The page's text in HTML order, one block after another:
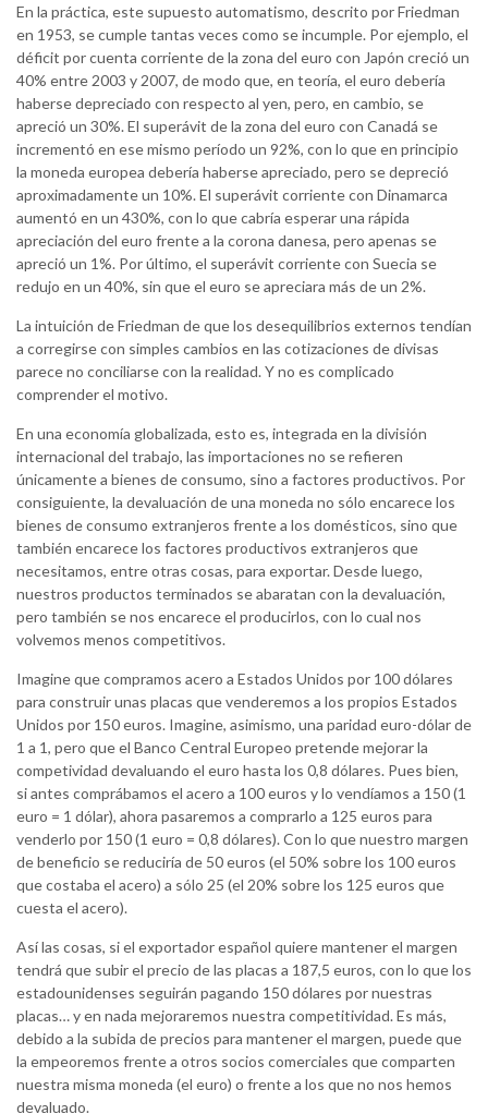
En la práctica, este supuesto automatismo, descrito por Friedman
en 1953, se cumple tantas veces como se incumple. Por ejemplo, el
déficit por cuenta corriente de la zona del euro con Japón creció un
40% entre 2003 y 2007, de modo que, en teoría, el euro debería
haberse depreciado con respecto al yen, pero, en cambio, se
apreció un 30%. El superávit de la zona del euro con Canadá se
incrementó en ese mismo período un 92%, con lo que en principio
la moneda europea debería haberse apreciado, pero se depreció
aproximadamente un 10%. El superávit corriente con Dinamarca
aumentó en un 430%, con lo que cabría esperar una rápida
apreciación del euro frente a la corona danesa, pero apenas se
apreció un 1%. Por último, el superávit corriente con Suecia se
redujo en un 40%, sin que el euro se apreciara más de un 2%.
La intuición de Friedman de que los desequilibrios externos tendían
a corregirse con simples cambios en las cotizaciones de divisas
parece no conciliarse con la realidad. Y no es complicado
comprender el motivo.
En una economía globalizada, esto es, integrada en la división
internacional del trabajo, las importaciones no se refieren
únicamente a bienes de consumo, sino a factores productivos. Por
consiguiente, la devaluación de una moneda no sólo encarece los
bienes de consumo extranjeros frente a los domésticos, sino que
también encarece los factores productivos extranjeros que
necesitamos, entre otras cosas, para exportar. Desde luego,
nuestros productos terminados se abaratan con la devaluación,
pero también se nos encarece el producirlos, con lo cual nos
volvemos menos competitivos.
Imagine que compramos acero a Estados Unidos por 100 dólares
para construir unas placas que venderemos a los propios Estados
Unidos por 150 euros. Imagine, asimismo, una paridad euro-dólar de
1 a 1, pero que el Banco Central Europeo pretende mejorar la
competividad devaluando el euro hasta los 0,8 dólares. Pues bien,
si antes comprábamos el acero a 100 euros y lo vendíamos a 150 (1
euro = 1 dólar), ahora pasaremos a comprarlo a 125 euros para
venderlo por 150 (1 euro = 0,8 dólares). Con lo que nuestro margen
de beneficio se reduciría de 50 euros (el 50% sobre los 100 euros
que costaba el acero) a sólo 25 (el 20% sobre los 125 euros que
cuesta el acero).
Así las cosas, si el exportador español quiere mantener el margen
tendrá que subir el precio de las placas a 187,5 euros, con lo que los
estadounidenses seguirán pagando 150 dólares por nuestras
placas… y en nada mejoraremos nuestra competitividad. Es más,
debido a la subida de precios para mantener el margen, puede que
la empeoremos frente a otros socios comerciales que comparten
nuestra misma moneda (el euro) o frente a los que no nos hemos
devaluado.